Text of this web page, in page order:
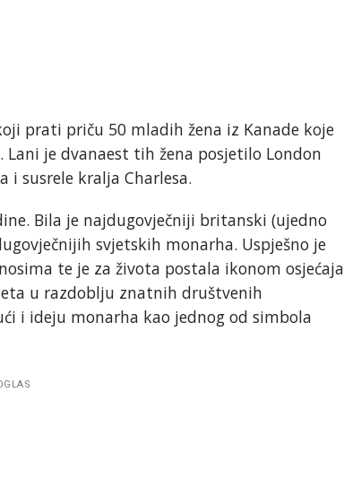
prati priču 50 mladih žena iz Kanade koje
je dvanaest tih žena posjetilo London
susrele kralja Charlesa.
Bila je najdugovječniji britanski (ujedno
svjetskih monarha. Uspješno je
te je za života postala ikonom osjećaja
u razdoblju znatnih društvenih
i ideju monarha kao jednog od simbola